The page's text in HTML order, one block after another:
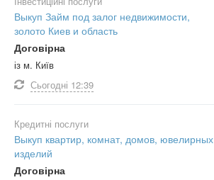
Выкуп Займ под залог недвижимости,
золото Киев и область
Договірна
із м. Київ
Сьогодні 12:39
Кредитні послуги
Выкуп квартир, комнат, домов, ювелирных
изделий
Договірна